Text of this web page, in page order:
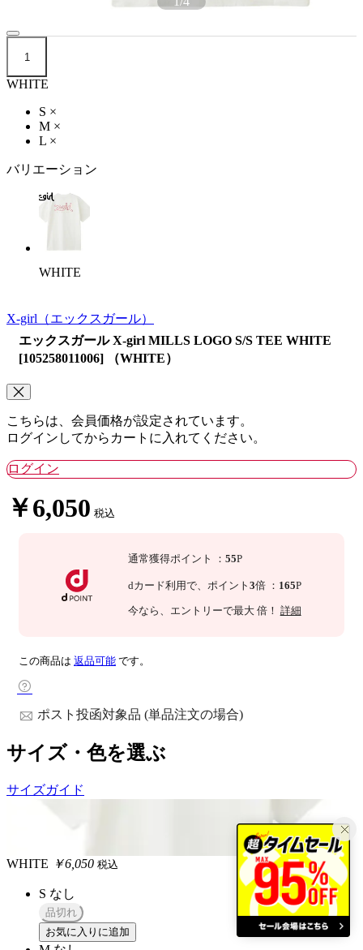
1
WHITE
S ×
M ×
L ×
バリエーション
WHITE
X-girl （エックスガール）
エックスガール X-girl MILLS LOGO S/S TEE WHITE
[105258011006] （WHITE）
こちらは、会員価格が設定されています。
ログインしてからカートに入れてください。
ログイン
￥6,050 税込
通常獲得ポイント ： 55P
dカード利用で、 ポイント 3倍 ： 165P
今なら 、エントリーで最大 倍！ 詳細
この商品は 返品可能 です。
ポスト投函対象品 (単品注文の場合)
サイズ・色を選ぶ
サイズガイド
WHITE ￥6,050 税込
S なし
品切れ
お気に入りに追加